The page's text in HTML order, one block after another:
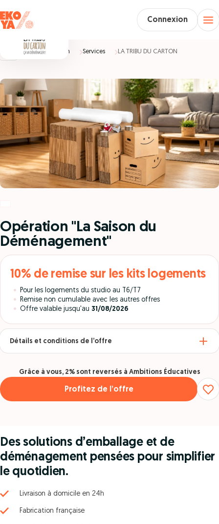
Connexion
Accueil Maison Services LA TRIBU DU CARTON
Des solutions d’emballage et de
déménagement pensées pour simplifier
le quotidien.
Livraison à domicile en 24h
Fabrication française
Opération "La Saison du
Déménagement"
10% de remise sur les kits logements
Pour les logements du studio au T6/T7
Remise non cumulable avec les autres offres
Offre valable jusqu'au 31/08/2026
Détails et conditions de l’offre
Profitez de l’offre
Grâce à vous, 2% sont reversés à Ambitions Éducatives